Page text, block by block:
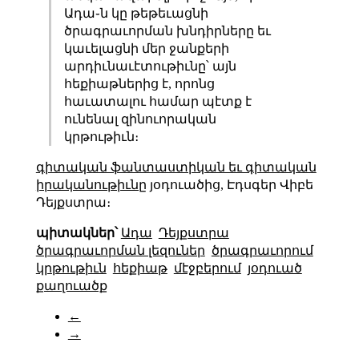
Ադա֊ն կը թեթեւացնի
ծրագրաւորման խնդիրները եւ
կաւելացնի մեր ջանքերի
արդիւնաւէտութիւնը՝ այն
հեքիաթներից է, որոնց
հաւատալու համար պէտք է
ունենալ զինուորական
կրթութիւն։
գիտական ֆանտաստիկան եւ գիտական
իրականութիւնը յօդուածից, Էդսգեր Վիբե
Դեյքստրա։
պիտակներ՝ Ադա Դեյքստրա
ծրագրաւորման լեզուներ ծրագրաւորում
կրթութիւն
հեքիաթ մէջբերում յօդուած
քաղուածք
←
→